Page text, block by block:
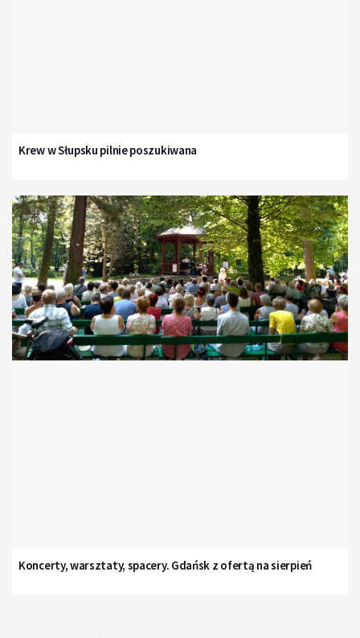
Krew w Słupsku pilnie poszukiwana
Koncerty, warsztaty, spacery. Gdańsk z ofertą na sierpień